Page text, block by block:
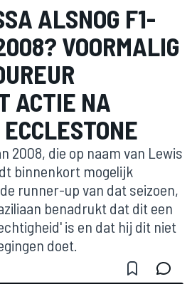
ALSNOG F1-
VOORMALIG
ACTIE NA
2008, die op naam van Lewis
binnenkort mogelijk
runner-up van dat seizoen,
benadrukt dat dit een
is en dat hij dit niet
doet.